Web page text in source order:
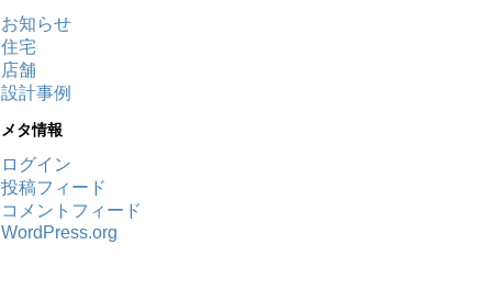
お知らせ
住宅
店舗
設計事例
メタ情報
ログイン
投稿フィード
コメントフィード
WordPress.org